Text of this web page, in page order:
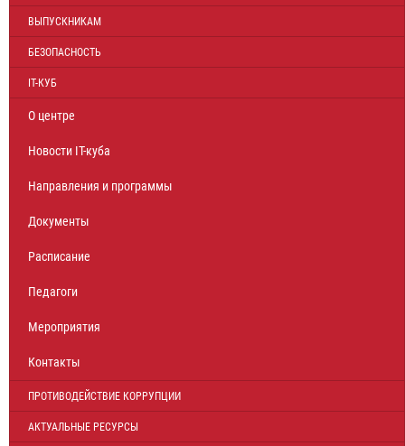
ВЫПУСКНИКАМ
БЕЗОПАСНОСТЬ
IT-КУБ
О центре
Новости IT-куба
Направления и программы
Документы
Расписание
Педагоги
Мероприятия
Контакты
ПРОТИВОДЕЙСТВИЕ КОРРУПЦИИ
АКТУАЛЬНЫЕ РЕСУРСЫ